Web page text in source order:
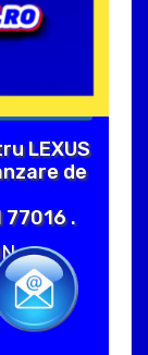
LEXUS
de
77016 .